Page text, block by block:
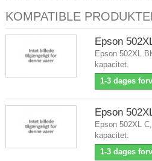
KOMPATIBLE
Epson
Epson 502XL
kapacitet.
1-3 dages
Epson
Epson 502XL
kapacitet.
1-3 dages